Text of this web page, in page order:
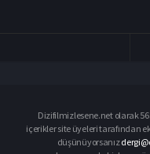
Dizifilmizlesene.net olarak
içerikler site üyeleri tarafından
düşünüyorsanız